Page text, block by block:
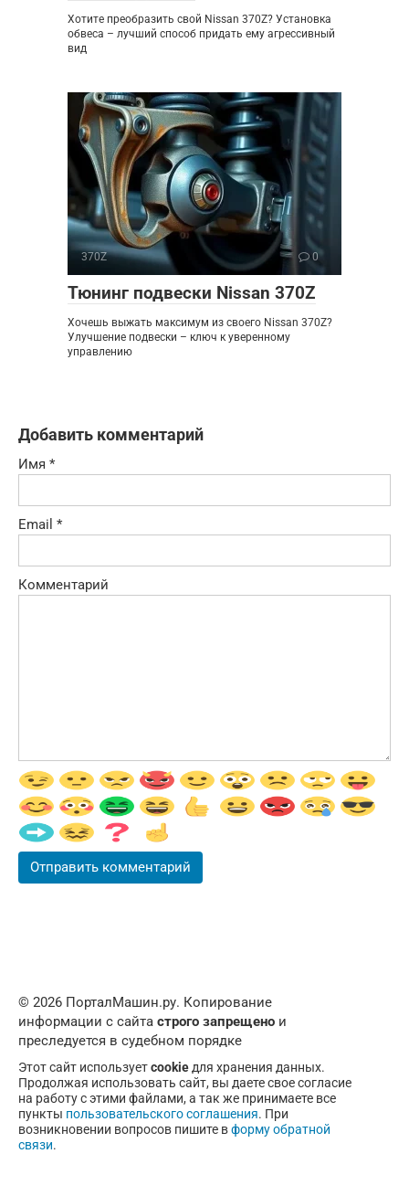
Хотите преобразить свой Nissan 370Z? Установка
обвеса – лучший способ придать ему агрессивный
вид
370Z 0
Тюнинг подвески Nissan 370Z
Хочешь выжать максимум из своего Nissan 370Z?
Улучшение подвески – ключ к уверенному
управлению
Добавить комментарий
Имя *
Email *
Комментарий
© 2026 ПорталМашин.ру. Копирование
информации с сайта строго запрещено и
преследуется в судебном порядке
Этот сайт используетcookieдля хранения данных.
Продолжая использовать сайт, вы даете свое согласие
на работу с этими файлами, а так же принимаете все
пункты пользовательского соглашения. При
возникновении вопросов пишите вформу обратной
связи.